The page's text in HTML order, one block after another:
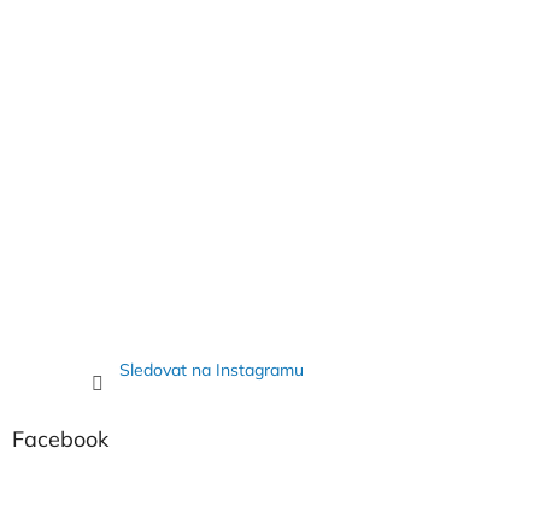
Sledovat na Instagramu
Facebook